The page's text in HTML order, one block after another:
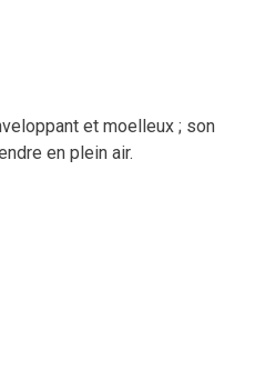
et moelleux ; son
en plein air.